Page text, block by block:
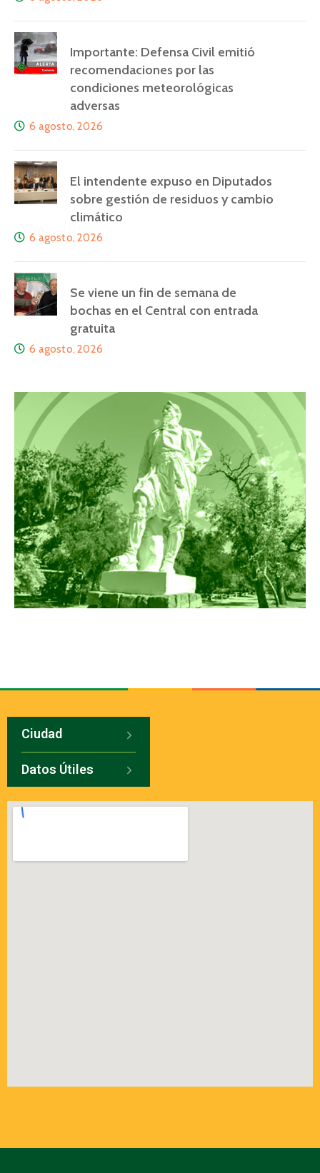
Importante: Defensa Civil emitió
recomendaciones por las
condiciones meteorológicas
adversas
6 agosto, 2026
El intendente expuso en Diputados
sobre gestión de residuos y cambio
climático
6 agosto, 2026
Se viene un fin de semana de
bochas en el Central con entrada
gratuita
6 agosto, 2026
Ciudad
Datos Útiles